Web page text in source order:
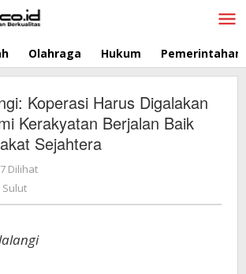
Olahraga Hukum Pemerintahan
Koperasi Harus Digalakan
Kerakyatan Berjalan Baik
Sejahtera
Dilihat
Sulut